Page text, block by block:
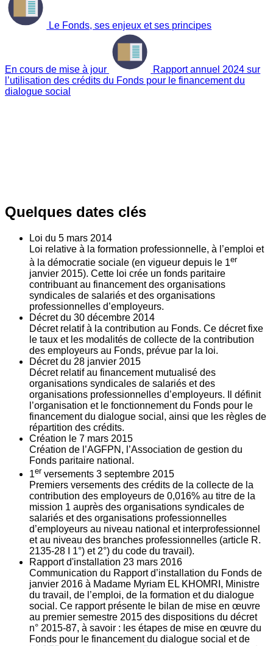
Le Fonds, ses enjeux et ses principes
En cours de mise à jour
Rapport annuel 2024 sur
l’utilisation des crédits du Fonds pour le financement du
dialogue social
Quelques dates clés
Loi du 5 mars 2014
Loi relative à la formation professionnelle, à l’emploi et
à la démocratie sociale (en vigueur depuis le 1er
janvier 2015). Cette loi crée un fonds paritaire
contribuant au financement des organisations
syndicales de salariés et des organisations
professionnelles d’employeurs.
Décret du 30 décembre 2014
Décret relatif à la contribution au Fonds. Ce décret fixe
le taux et les modalités de collecte de la contribution
des employeurs au Fonds, prévue par la loi.
Décret du 28 janvier 2015
Décret relatif au financement mutualisé des
organisations syndicales de salariés et des
organisations professionnelles d’employeurs. Il définit
l’organisation et le fonctionnement du Fonds pour le
financement du dialogue social, ainsi que les règles de
répartition des crédits.
Création le 7 mars 2015
Création de l’AGFPN, l’Association de gestion du
Fonds paritaire national.
1er versements 3 septembre 2015
Premiers versements des crédits de la collecte de la
contribution des employeurs de 0,016% au titre de la
mission 1 auprès des organisations syndicales de
salariés et des organisations professionnelles
d’employeurs au niveau national et interprofessionnel
et au niveau des branches professionnelles (article R.
2135‐28 I 1°) et 2°) du code du travail).
Rapport d'installation 23 mars 2016
Communication du Rapport d’installation du Fonds de
janvier 2016 à Madame Myriam EL KHOMRI, Ministre
du travail, de l’emploi, de la formation et du dialogue
social. Ce rapport présente le bilan de mise en œuvre
au premier semestre 2015 des dispositions du décret
n° 2015-87, à savoir : les étapes de mise en œuvre du
Fonds pour le financement du dialogue social et de